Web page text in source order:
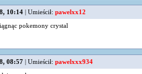
10:14 | Umieścił: pawelxx12
pokemony crystal
08:57 | Umieścił: pawelxxx934